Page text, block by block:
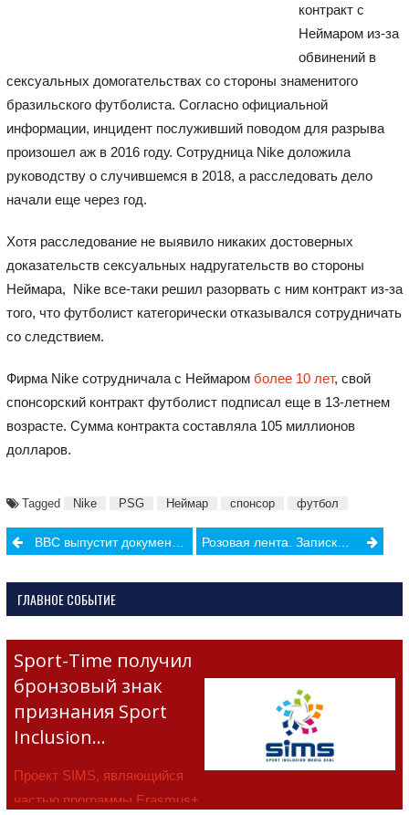
контракт с
Неймаром из-за
обвинений в
сексуальных домогательствах со стороны знаменитого
бразильского футболиста. Согласно официальной
информации, инцидент послуживший поводом для разрыва
произошел аж в 2016 году. Сотрудница Nike доложила
руководству о случившемся в 2018, а расследовать дело
начали еще через год.
Хотя расследование не выявило никаких достоверных
доказательств сексуальных надругательств во стороны
Неймара, Nike все-таки решил разорвать с ним контракт из-за
того, что футболист категорически отказывался сотрудничать
со следствием.
Фирма Nike сотрудничала с Неймаром более 10 лет, свой
спонсорский контракт футболист подписал еще в 13-летнем
возрасте. Сумма контракта составляла 105 миллионов
долларов.
Tagged Nike PSG Неймар спонсор футбол
PostBBC выпустит документальный фильм о Кристиану Роналду Розовая лента. Записки под маской. Часть третья.
ГЛАВНОЕ СОБЫТИЕ
Sport-Time получил
бронзовый знак
признания Sport
Inclusion…
Проект SIMS, являющийся
частью программы Erasmus+